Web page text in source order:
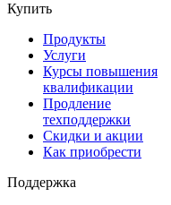
Купить
Продукты
Услуги
Курсы повышения
квалификации
Продление
техподдержки
Скидки и акции
Как приобрести
Поддержка